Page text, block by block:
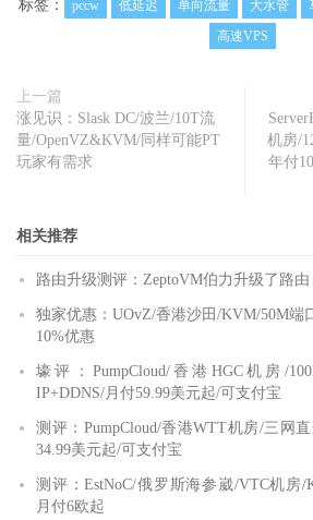
标签： pccw 低延迟 单向流量 大水管
高速VPS
上一篇
涨见识：Slask DC/波兰/10T流
量/OpenVZ&KVM/同样可能PT
玩家有需求
机房/
年付
相关推荐
路由升级测评：ZeptoVM伯力升级了路由
独家优惠：UOvZ/香港沙田/KVM/50M端
10%优惠
壕评：PumpCloud/香港HGC机房/
IP+DDNS/月付59.99美元起/可支付宝
测评：PumpCloud/香港WTT机房/三网
34.99美元起/可支付宝
测评：EstNoC/俄罗斯海参崴/VTC机房/
月付6欧起